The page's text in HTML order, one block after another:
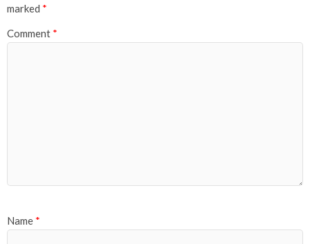
marked *
Comment *
Name *